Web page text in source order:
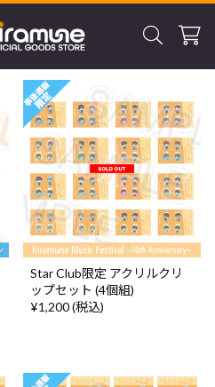
Star Club限定 アクリルクリ
ップセット (4個組)
¥1,200 (税込)